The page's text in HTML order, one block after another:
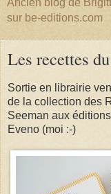
Ancien blog de
sur be-editions.com
Les recettes
Sortie en librairie
de la collection des
Seeman aux
Eveno (moi :-)